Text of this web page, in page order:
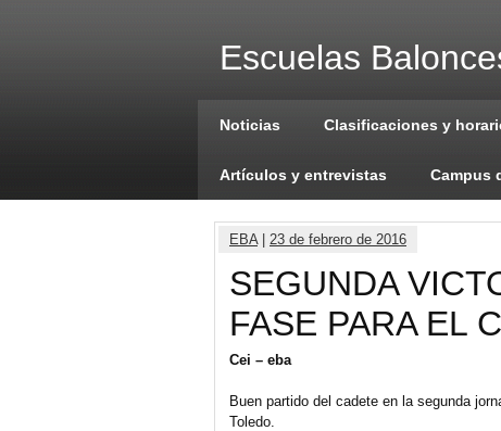
Escuelas
Noticias Clasificaciones y
Artículos y entrevistas Campus
EBA| 23 de febrero de 2016
SEGUNDA
FASE PARA EL
Cei – eba
Buen partido del cadete en la segunda
Toledo.